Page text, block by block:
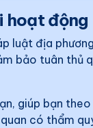
hoạt động
luật địa
bảo tuân thủ
giúp bạn
có thẩm